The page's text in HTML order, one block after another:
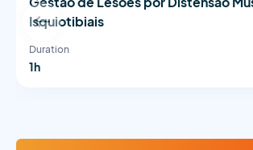
Isquiotibiais
Duration
1h